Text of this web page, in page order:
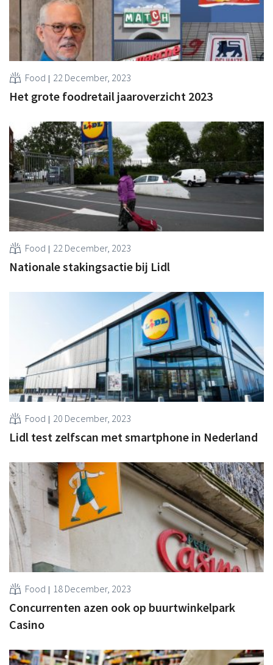
Food 22 December, 2023
Het grote foodretail jaaroverzicht 2023
Food 22 December, 2023
Nationale stakingsactie bij Lidl
Food 20 December, 2023
Lidl test zelfscan met smartphone in Nederland
Food 18 December, 2023
Concurrenten azen ook op buurtwinkelpark
Casino